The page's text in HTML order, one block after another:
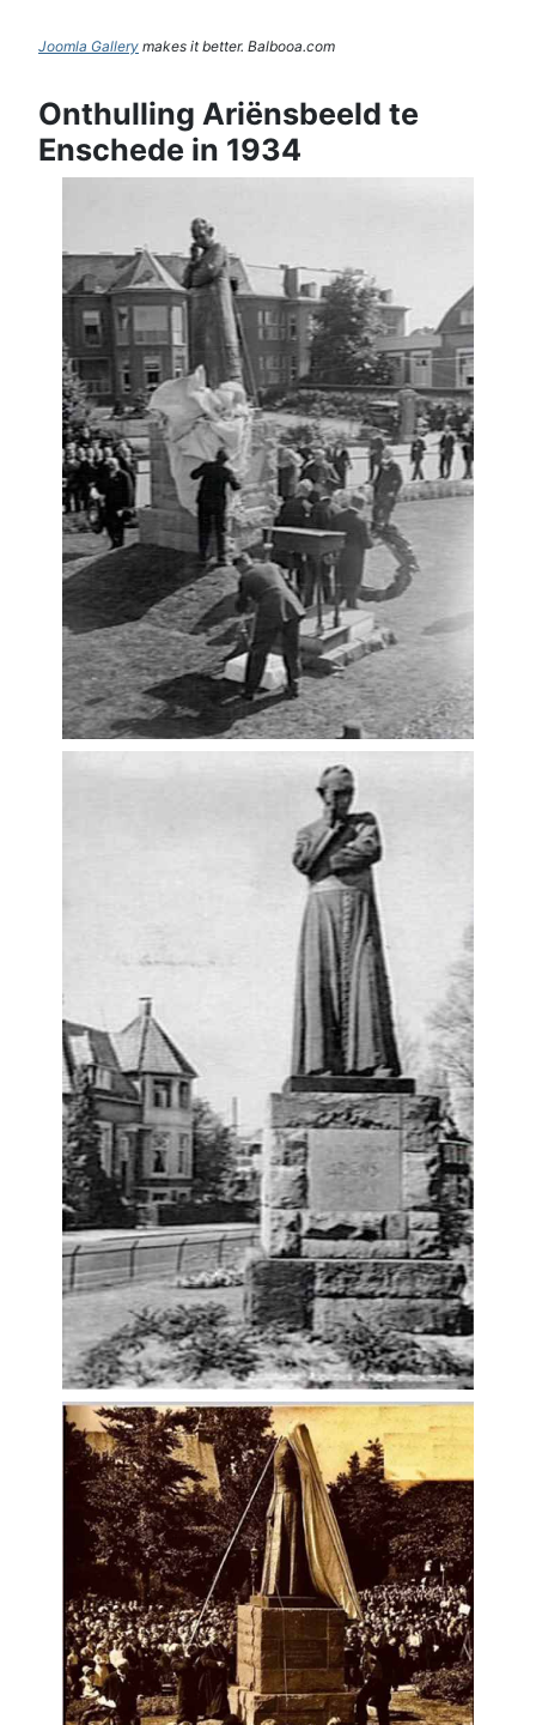
Joomla Gallery makes it better. Balbooa.com
Onthulling Ariënsbeeld te
Enschede in 1934